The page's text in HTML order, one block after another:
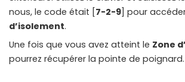
nous, le code était [7-2-9 ] pour
d’isolement.
Une fois que vous avez atteint le Zone
pourrez récupérer la pointe de poignard.